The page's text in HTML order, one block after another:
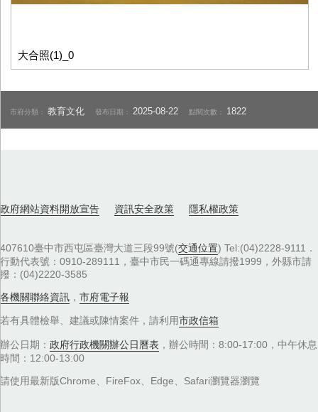
大合照(1)_0
市府分類：教育文化 發布日期： 2025-08-22 點閱次數： 1822
政府網站資料開放宣告 資訊安全政策 隱私權政策
407610臺中市西屯區臺灣大道三段99號(交通位置) Tel:(04)2228-9111．
行動代表號：0910-289111，臺中市民一碼通專線請撥1999，外縣市請
撥：(04)2220-3585
各機關聯絡資訊 ， 市府電子報
若有具體檢舉、建議或陳情案件，請利用市政信箱
辦公日期： 政府行政機關辦公日曆表 ，辦公時間：8:00-17:00，中午休息
時間：12:00-13:00
請使用最新版Chrome、FireFox、Edge、Safari瀏覽器瀏覽